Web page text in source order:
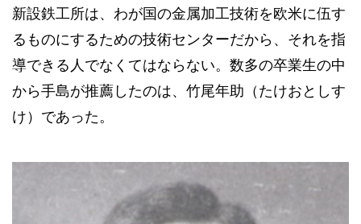
新設鉄工所は、わが国の金属加工技術を欧米に伍す
るものにするための技術センターだから、それを指
導できる人でなくてはならない。数多の卒業生の中
から手島が推薦したのは、竹尾年助（たけおとしす
け）であった。